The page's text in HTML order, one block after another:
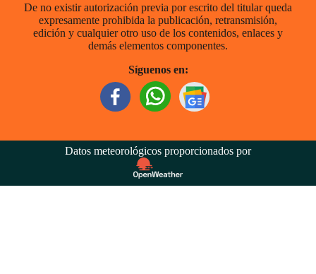
De no existir autorización previa por escrito del titular queda
expresamente prohibida la publicación, retransmisión,
edición y cualquier otro uso de los contenidos, enlaces y
demás elementos componentes.
Síguenos en:
Datos meteorológicos proporcionados por